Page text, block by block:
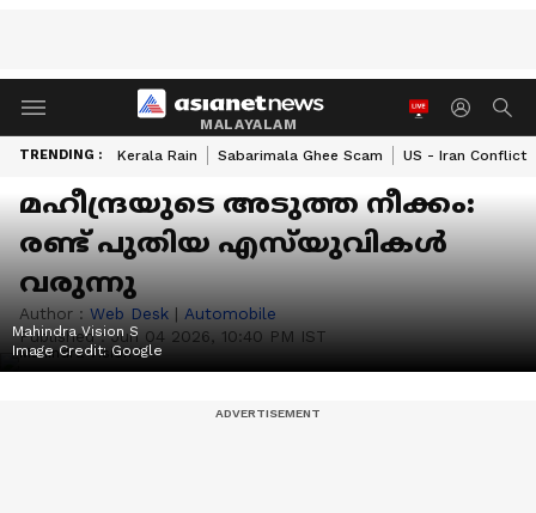
MALAYALAM
TRENDING : Kerala Rain Sabarimala Ghee Scam US - Iran Conflict
മഹീന്ദ്രയുടെ അടുത്ത നീക്കം:
രണ്ട് പുതിയ എസ്‌യുവികൾ
വരുന്നു
Author : Web Desk | Automobile
Published :Jun 04 2026, 10:40 PM IST
Mahindra Vision S
Image Credit:Google